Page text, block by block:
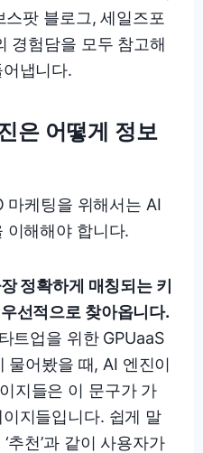
팟 블로그, 세일즈포
경험담을 모두 참고해
냅니다.
은 어떻게 정보
마케팅을 위해서는 AI
이해해야 합니다.
정확하게 매칭되는 키
선적으로 찾아옵니다.
트업을 위한 GPUaaS
물어봤을 때, AI 엔진이
지들은 이 문구가 가
지들입니다. 쉽게 말
‘추천’과 같이 사용자가